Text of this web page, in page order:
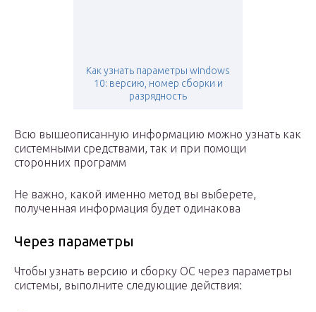
Как узнать параметры windows
10: версию, номер сборки и
разрядность
Всю вышеописанную информацию можно узнать как
системными средствами, так и при помощи
сторонних программ
Не важно, какой именно метод вы выберете,
полученная информация будет одинакова
Через параметры
Чтобы узнать версию и сборку ОС через параметры
системы, выполните следующие действия: